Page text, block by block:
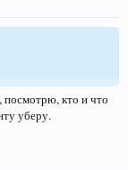
кто и что
уберу.